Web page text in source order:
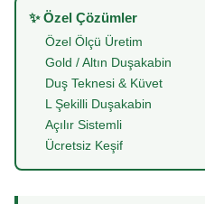
✨ Özel Çözümler
Özel Ölçü Üretim
Gold / Altın Duşakabin
Duş Teknesi & Küvet
L Şekilli Duşakabin
Açılır Sistemli
Ücretsiz Keşif